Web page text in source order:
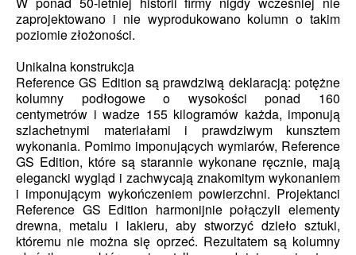
zaprojektowano i nie wyprodukowano kolumn o takim
poziomie złożoności.
Unikalna konstrukcja
Reference GS Edition są prawdziwą deklaracją: potężne
kolumny podłogowe o wysokości ponad 160
centymetrów i wadze 155 kilogramów każda, imponują
szlachetnymi materiałami i prawdziwym kunsztem
wykonania. Pomimo imponujących wymiarów, Reference
GS Edition, które są starannie wykonane ręcznie, mają
elegancki wygląd i zachwycają znakomitym wykonaniem
i imponującym wykończeniem powierzchni. Projektanci
Reference GS Edition harmonijnie połączyli elementy
drewna, metalu i lakieru, aby stworzyć dzieło sztuki,
któremu nie można się oprzeć. Rezultatem są kolumny